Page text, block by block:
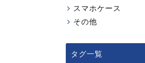
スマホケース
その他
タグ一覧